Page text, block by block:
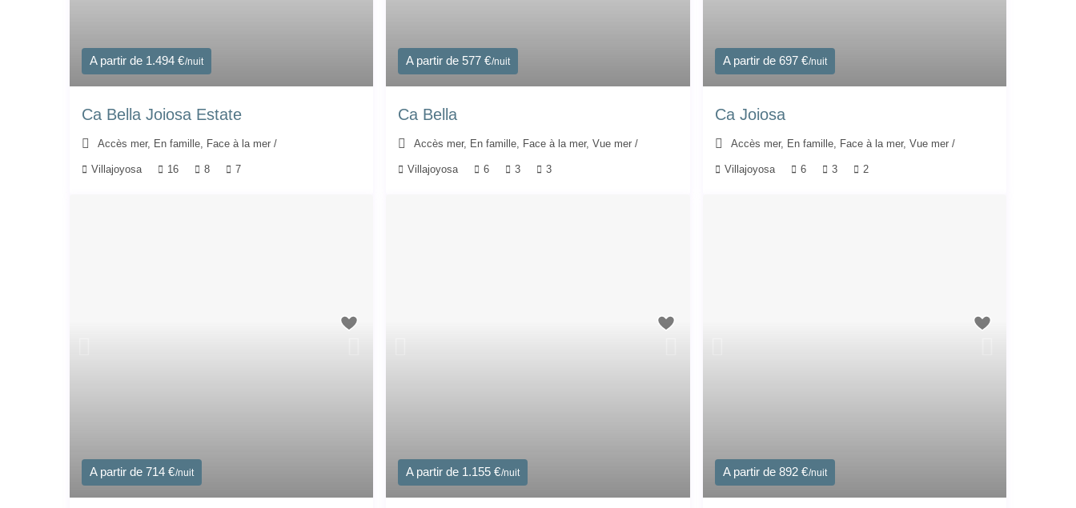
A partir de 1.494 €/nuit
Ca Bella Joiosa Estate
Accès mer, En famille Face à la mer /
Villajoyosa 16 8 7
A partir de 577 €/nuit
Ca Bella
Accès mer, En famille Face à la mer,Vue mer /
Villajoyosa 6 3 3
A partir de 697 €/nuit
Ca Joiosa
Accès mer, En famille, Face à la mer, Vue mer/
Villajoyosa 6 3 2
A partir de 714 €/nuit A partir de 1.155 €/nuit A partir de 892 €/nuit